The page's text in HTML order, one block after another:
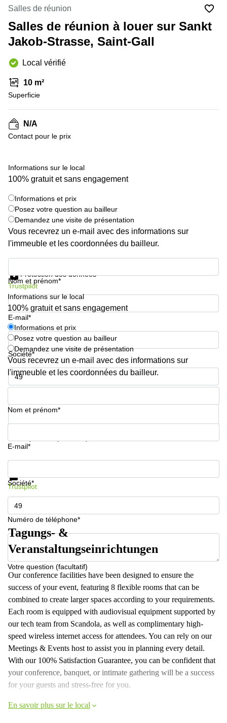
Coworking
Genève
Coworking
Lausanne
Basel
Coworking
Lugano
Coworking
Coworking
Nyon
Versoix
Coworking
Meyrin
Salle
réunion
Salles
de
réunion
Genève
Salle de
réunion
Lausanne
Business
center
Lausanne
Rue de
la Cité
1
Genève
Place
de la
12
Genève
Rue de la
Corraterie
5 Genève
Bamba
1-3
Genève
Rue de
Lausanne
69
Genève
Avenue
Genève
Quai
de l’Ile
13
Genève
Suisse
8A
Etoy
Esplanade
Rouge 4
Lancy
de
Meyrin
267
Chemin
de la
Drance 2
Martigny
Route
de
Crassier
7 Nyon
Z. A.
La
Pièce
1
Rolle
10 Zürich
Salles de réunion
Salles de réunion à louer sur Sankt
Jakob-Strasse, Saint-Gall
Local vérifié
10 m²
Superficie
N/A
Contact pour le prix
Informations sur le local
100% gratuit et sans engagement
Informations et prix
Posez votre question au bailleur
Demandez une visite de présentation
Vous recevrez un e-mail avec des informations sur
l'immeuble et les coordonnées du bailleur.
Nom et prénom*
E-mail*
Société*
Numéro de téléphone*
Protection des données
Trustpilot
Informations sur le local
100% gratuit et sans engagement
Informations et prix
Posez votre question au bailleur
Demandez une visite de présentation
Vous recevrez un e-mail avec des informations sur
l'immeuble et les coordonnées du bailleur.
Nom et prénom*
E-mail*
Société*
Numéro de téléphone*
Votre question (facultatif)
Informations et prix
Trustpilot
Tagungs- &
Veranstaltungseinrichtungen
Our conference facilities have been designed to ensure the
success of your event, featuring 8 flexible rooms that can be
combined to create larger spaces according to your requirements.
Each room is equipped with audiovisual equipment supported by
our tech team from Scandola, as well as complimentary high-
speed wireless internet access for attendees. You can rely on our
Meetings & Events host to assist you in planning every detail.
With our 100% Satisfaction Guarantee, you can be confident that
your conference, banquet, or intimate gathering will be a success
for your guests and stress-free for you.
En savoir plus sur le local